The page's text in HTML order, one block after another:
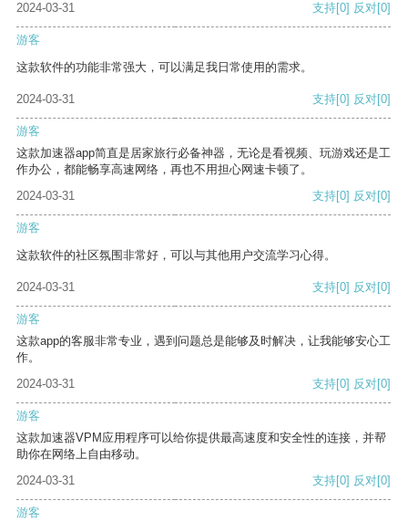
2024-03-31
支持[0] 反对[0]
游客
这款软件的功能非常强大，可以满足我日常使用的需求。
2024-03-31 支持[0] 反对[0]
游客
这款加速器app简直是居家旅行必备神器，无论是看视频、玩游戏还是工
作办公，都能畅享高速网络，再也不用担心网速卡顿了。
2024-03-31
支持[0] 反对[0]
游客
这款软件的社区氛围非常好，可以与其他用户交流学习心得。
2024-03-31 支持[0] 反对[0]
游客
这款app的客服非常专业，遇到问题总是能够及时解决，让我能够安心工
作。
2024-03-31
支持[0] 反对[0]
游客
这款加速器VPM应用程序可以给你提供最高速度和安全性的连接，并帮
助你在网络上自由移动。
2024-03-31
支持[0] 反对[0]
游客